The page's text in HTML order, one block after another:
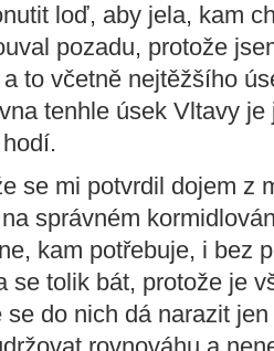
loď, aby jela, kam
pozadu, protože
to včetně nejtěžšího
tenhle úsek Vltavy
se mi potvrdil dojem z
správném
kam potřebuje, i bez
se tolik bát, protože je
do nich dá narazit